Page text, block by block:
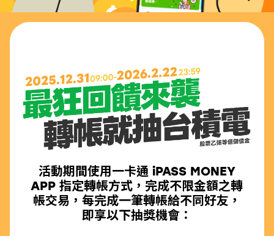
活動期間使用一卡通 iPASS MONEY
APP 指定轉帳方式，完成不限金額之轉
帳交易，每完成一筆轉帳給不同好友，
即享以下抽獎機會：